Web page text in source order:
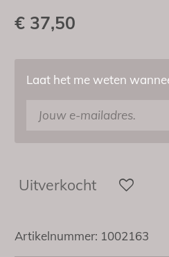
€ 37,50
Laat het me weten
Uitverkocht
Artikelnummer: 1002163